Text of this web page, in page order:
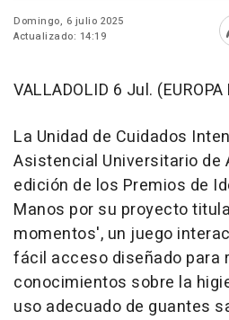
Domingo, 6 julio 2025
Actualizado: 14:19
VALLADOLID 6 Jul. (EUROPA
La Unidad de Cuidados
Asistencial Universitario de
edición de los Premios de
Manos por su proyecto
momentos', un juego
fácil acceso diseñado para
conocimientos sobre la
uso adecuado de guantes